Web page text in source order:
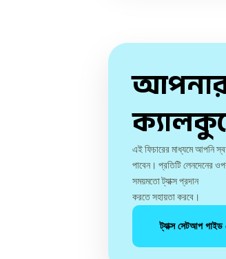
আপনার
এই ফিচারের মাধ্যমে আপনি
পাবেন। প্রতিটি লেনদেনের
সময়মতো ট্যাক্স প্রদান
করতে সহায়তা করবে।
ট্যাক্স সেটআপ গাইড